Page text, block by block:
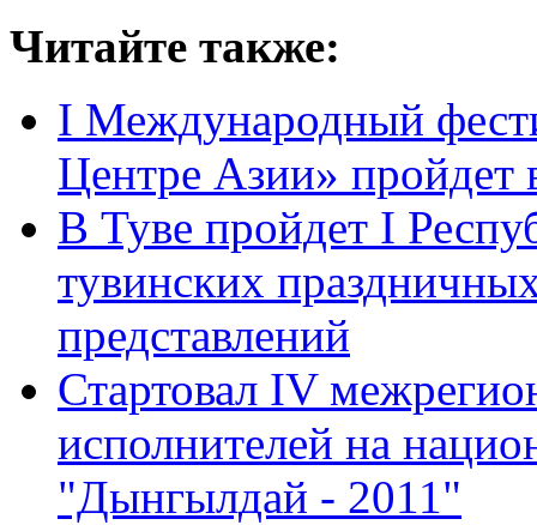
Читайте также:
I Международный
Центре Азии» пройдет
В Туве пройдет I
тувинских
представлений
Стартовал IV
исполнителей на
"Дынгылдай - 2011"